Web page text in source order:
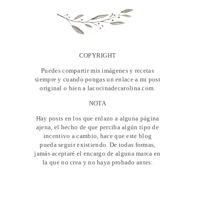
COPYRIGHT
Puedes compartir mis imágenes y recetas
siempre y cuando pongas un enlace a mi post
original o bien a lacocinadecarolina.com.
NOTA
Hay posts en los que enlazo a alguna página
ajena, el hecho de que perciba algún tipo de
incentivo a cambio, hace que este blog
pueda seguir existiendo. De todas formas,
jamás aceptaré el encargo de alguna marca en
la que no crea y no haya probado antes.